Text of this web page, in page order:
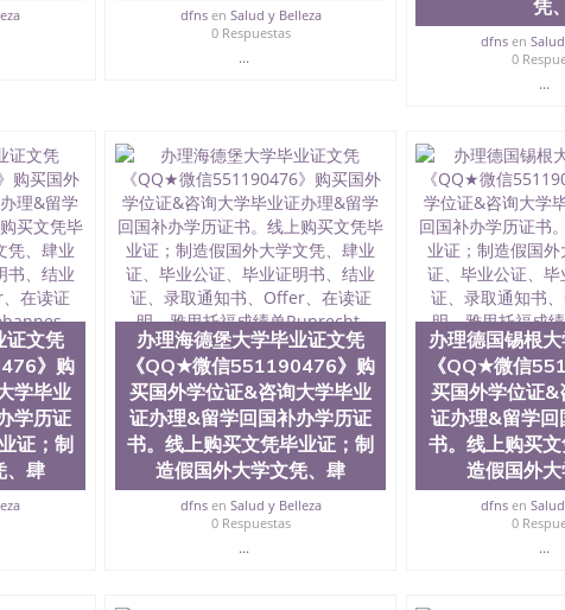
各大院校的（毕业证，成绩单，资格证，学生卡，结业证，录取通知书
新信息， 能够在时间掌握的海外学历文凭的样版，尺寸大小，纸张材
原版实物，以求达到客户的需求。 我们的优势： 我们在保证合理定价
和效率不断优化，为您倾情诠释什么是高性价比。 咨询顾问：Sam q/微
仿制、成绩单文凭、改成绩、教育部学历学位认证、毕业证、成绩单
假学历书制作、假制作、办理、仿制学位证书、毕业证文凭、文凭毕
认证、使馆证明、使馆留学回国人员证明、留学生认证、学历认证、
、留学生学位认证、英国文凭学历、美国文凭学历、澳洲文凭学历、
q:551190476 微信：551190476 圣何塞州立大学毕业证（San Jose
大学毕业证（San Jose State University）圣何塞州立大学毕业证（
大学成绩单（San Jose State University）圣何塞州立大学成绩单（
大学成绩单（San Jose State University）成绩单圣何塞州立大学文凭
塞州立大学（San Jose State University）圣何塞州立大学（San Jose
大学（ San Jose State University）圣何塞州立大学（San Jose State
San Jose State University）圣何塞州立大学文凭（San Jose State
San Jose State University）圣何塞州立大学学历（ San Jose State
Jose State University）圣何塞州立大学学历（San Jose State
University）圣何塞州立大学（San Jose State University）圣何塞
）圣何塞州立大学（San Jose State University）圣何塞州立大学
塞州立大学学位证（San Jose State University）圣何塞州立大学学位
塞州立大学学位证（San Jose State University）圣何塞州立大学（San
立大学（San Jose State University）圣何塞州立大学（San Jose State
State University）圣何塞州立大学学位证（San Jose State
dfnsen Salud y Belleza
0 Respuestas
...
凭、
dfns en
0
...
证文凭
》购
学毕业
学历证
证；制
、肆
办理海德堡大学毕业证文凭
《QQ★微信551190476》购
买国外学位证&咨询大学毕业
证办理&留学回国补办学历证
书。线上购买文凭毕业证；制
造假国外大学文凭、肆
dfnsen Salud y Belleza
0 Respuestas
...
办理德国锡根
《QQ★微信
买国外学位证&
证办理&留学回
书。线上购买
造假国外大
dfns en
0
...